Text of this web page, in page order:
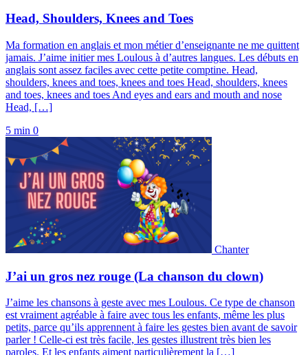
Head, Shoulders, Knees and Toes
Ma formation en anglais et mon métier d’enseignante ne me quittent
jamais. J’aime initier mes Loulous à d’autres langues. Les débuts en
anglais sont assez faciles avec cette petite comptine. Head,
shoulders, knees and toes, knees and toes Head, shoulders, knees
and toes, knees and toes And eyes and ears and mouth and nose
Head, […]
5 min 0
Chanter
J’ai un gros nez rouge (La chanson du clown)
J’aime les chansons à geste avec mes Loulous. Ce type de chanson
est vraiment agréable à faire avec tous les enfants, même les plus
petits, parce qu’ils apprennent à faire les gestes bien avant de savoir
parler ! Celle-ci est très facile, les gestes illustrent très bien les
paroles. Et les enfants aiment particulièrement la […]